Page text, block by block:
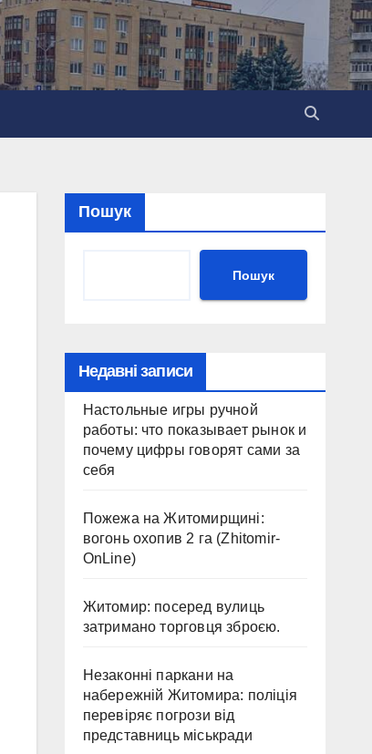
Пошук
Пошук
Недавні записи
Настольные игры ручной
работы: что показывает рынок и
почему цифры говорят сами за
себя
Пожежа на Житомирщині:
вогонь охопив 2 га (Zhitomir-
OnLine)
Житомир: посеред вулиць
затримано торговця зброєю.
Незаконні паркани на
набережній Житомира: поліція
перевіряє погрози від
представниць міськради